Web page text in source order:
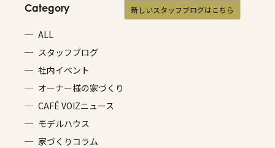
Category
ALL
スタッフブログ
社内イベント
オーナー様の家づくり
CAFÉ VOIZニュース
モデルハウス
家づくりコラム
新しいスタッフブログはこちら